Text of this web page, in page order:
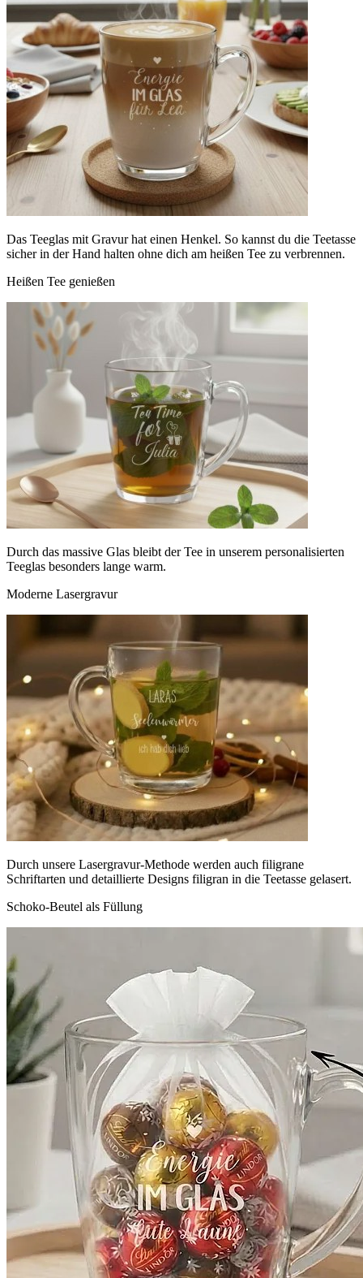
Das Teeglas mit Gravur hat einen Henkel. So kannst du die Teetasse
sicher in der Hand halten ohne dich am heißen Tee zu verbrennen.
Heißen Tee genießen
Durch das massive Glas bleibt der Tee in unserem personalisierten
Teeglas besonders lange warm.
Moderne Lasergravur
Durch unsere Lasergravur-Methode werden auch filigrane
Schriftarten und detaillierte Designs filigran in die Teetasse gelasert.
Schoko-Beutel als Füllung